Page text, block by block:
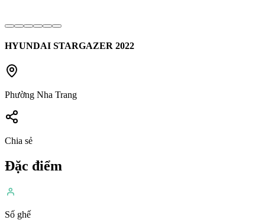
HYUNDAI STARGAZER 2022
Phường Nha Trang
Chia sẻ
Đặc điểm
Số ghế